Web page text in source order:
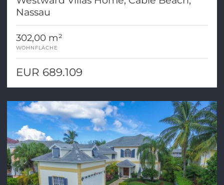
Nassau
302,00 m²
WOHNFLÄCHE
EUR 689.109